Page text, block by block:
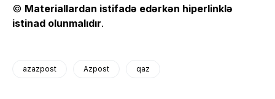
© Materiallardan istifadə edərkən hiperlinklə
istinad olunmalıdır.
azazpost Azpost qaz